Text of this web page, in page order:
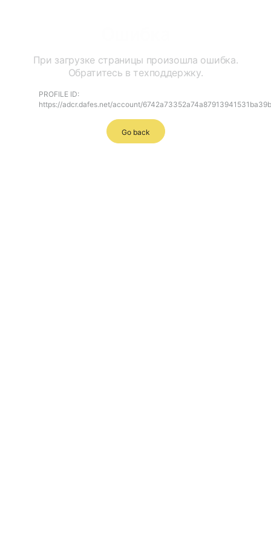
При загрузке страницы произошла ошибка.
Обратитесь в техподдержку.
PROFILE ID:
https://adcr.dafes.net/account/
Go back